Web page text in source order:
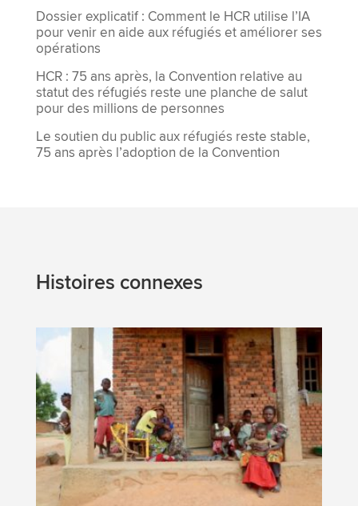
Dossier explicatif : Comment le HCR utilise l’IA
pour venir en aide aux réfugiés et améliorer ses
opérations
HCR : 75 ans après, la Convention relative au
statut des réfugiés reste une planche de salut
pour des millions de personnes
Le soutien du public aux réfugiés reste stable,
75 ans après l’adoption de la Convention
Histoires connexes